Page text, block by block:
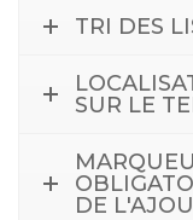
TRI DES
SUR LE
DE